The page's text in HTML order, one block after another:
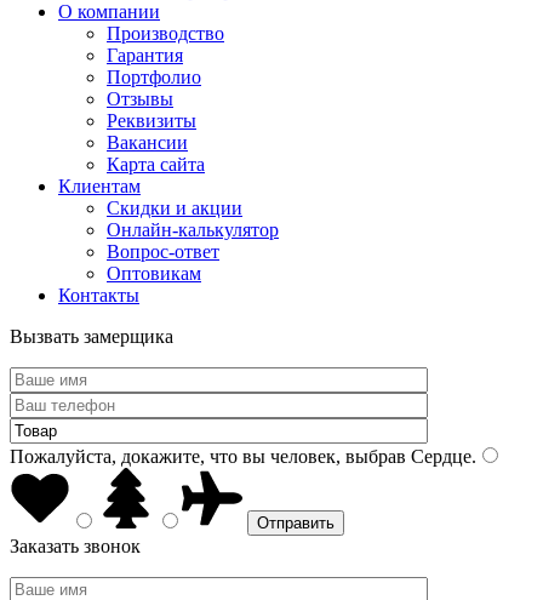
О компании
Производство
Гарантия
Портфолио
Отзывы
Реквизиты
Вакансии
Карта сайта
Клиентам
Скидки и акции
Онлайн-калькулятор
Вопрос-ответ
Оптовикам
Контакты
Вызвать замерщика
Пожалуйста, докажите, что вы человек, выбрав Сердце.
Заказать звонок